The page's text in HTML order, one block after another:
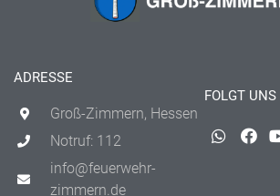
ADRESSE
Groß-Zimmern, Hessen
Notruf: 112
info@feuerwehr-
zimmern.de
FOLGT